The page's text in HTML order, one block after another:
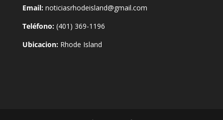
Email:noticiasrhodeisland@gmail.com
Teléfono:(401) 369-1196
Ubicacion:Rhode Island